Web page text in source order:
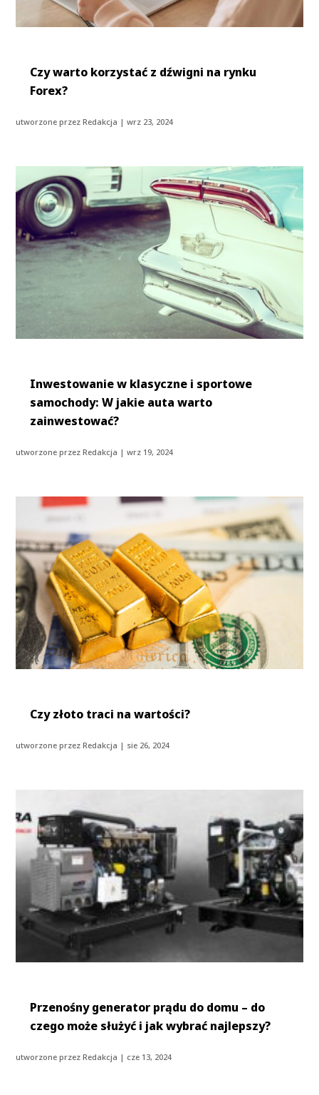
Czy warto korzystać z dźwigni na rynku
Forex?
utworzone przezRedakcja |wrz 23, 2024
Inwestowanie w klasyczne i sportowe
samochody: W jakie auta warto
zainwestować?
utworzone przezRedakcja |wrz 19, 2024
Czy złoto traci na wartości?
utworzone przezRedakcja | sie 26, 2024
Przenośny generator prądu do domu – do
czego może służyć i jak wybrać najlepszy?
utworzone przezRedakcja | cze 13, 2024